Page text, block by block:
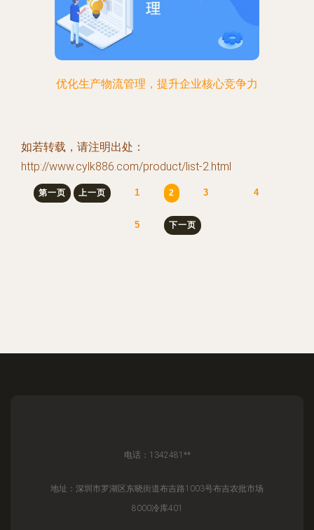
优化生产物流管理，提升企业核心竞争力
如若转载，请注明出处：
http://www.cylk886.com/product/list-2.html
第一页 上一页 1 2 3 4
5 下一页
电话：1342481**
地址：深圳市罗湖区东晓街道布吉路1003号布吉农批市场
8000冷库401